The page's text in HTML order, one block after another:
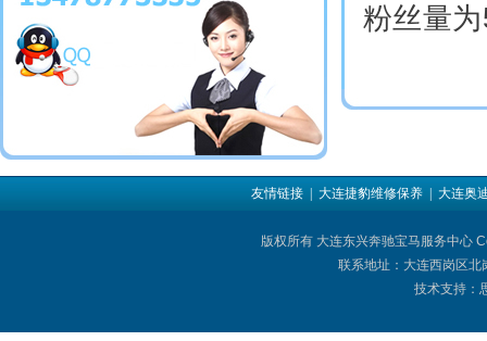
粉丝量
友情链接 | 大连捷豹维修保养 | 大连奥
版权所有 大连东兴奔驰宝马服务中心
联系地址：大连西岗区
技术支持：